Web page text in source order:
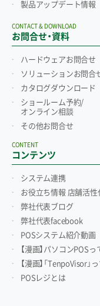
製品アップデート情報
お問合せ・資料
CONTACT & DOWNLOAD
ハードウェアお問合せ
ソリューションお問合
カタログダウンロード
ショールーム予約/
オンライン相談
その他お問合せ
コンテンツ
CONTENT
システム連携
お役立ち情報 店舗活性
弊社代表ブログ
弊社代表facebook
POSシステム紹介動画
【漫画】パソコンPOSっ
【漫画】「TenpoVisor」
POSレジとは